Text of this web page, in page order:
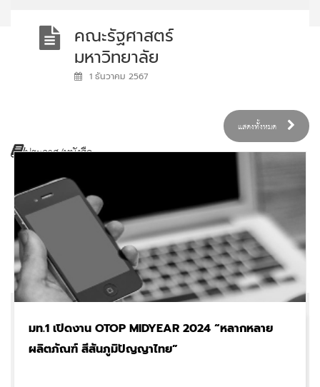
โครงการอบรมหลักสูตร
ประกาศนียบัตรกฎหมาย
มหาชน โดยมีค่าใช้จ่ายใน
ฝึกอบรมระยะสั้น ประจำ
เดือนมกราคม 2568
โดยมีค่าใช้จ่ายในการ
อบรม คณะรัฐศาสตร์
ประชาสัมพันธ์โครงการ
เดือนมกราคม 2568
โดยมีค่าใช้จ่ายในการ
อบรม
คณะรัฐศาสตร์
มหาวิทยาลัย
ธรรมศาสตร์
ฝึกอบรมระยะสั้น ประจำ
เดือนกุมภาพันธ์ 2568
อบรม คณะรัฐศาสตร์
มหาวิทยาลัย
ธรรมศาสตร์
ประชาสัมพันธ์โครงการ
ฝึกอบรมระยะสั้น ประจำ
เดือนกุมภาพันธ์ 2568
อบรม
1 ธันวาคม 2567
แสดงทั้งหมด
ประกาศ/หนังสือ
ประกาศเจตนารมณ์
“บุคลากร สล. ต่อต้าน
การทุจริต คอร์รัปชัน ทุก
รูปแบบ”
25 กุมภาพันธ์ 2569
นโยบายการกำกับดูแล
องค์กรที่ดี สำนักงาน
เลขานุการกรม
25 กุมภาพันธ์ 2569
Gallery
ภาพกิจกรรมของสำนักงานเลขานุการกรม
มท.1 เปิดงาน OTOP MIDYEAR 2024 “หลากหลาย
ผลิตภัณฑ์ สีสันภูมิปัญญาไทย”